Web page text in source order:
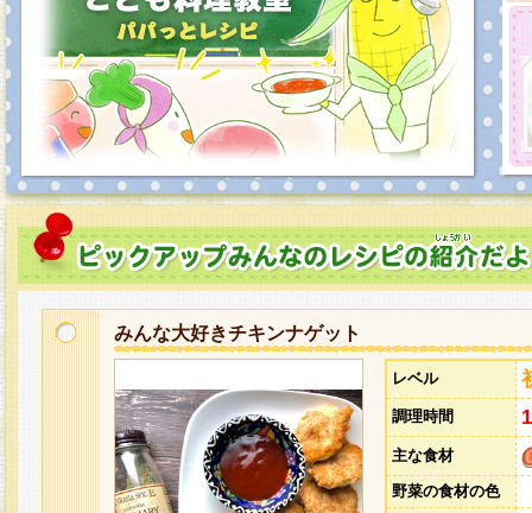
みんな大好きチキンナゲット
レベル
調理時間
主な食材
野菜の食材の色